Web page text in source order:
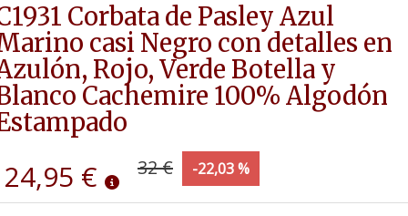
Corbata de Pasley Azul
casi Negro con detalles en
Rojo, Verde Botella y
Cachemire 100% Algodón
24,95 € 32 € -22,03 %